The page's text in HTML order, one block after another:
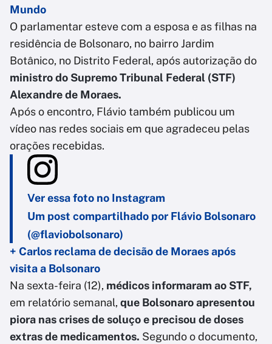
Mundo
O parlamentar esteve com a esposa e as filhas na
residência de Bolsonaro, no bairro Jardim
Botânico, no Distrito Federal, após autorização do
ministro do Supremo Tribunal Federal (STF)
Alexandre de Moraes.
Após o encontro, Flávio também publicou um
vídeo nas redes sociais em que agradeceu pelas
orações recebidas.
Ver essa foto no Instagram
Um post compartilhado por Flávio Bolsonaro
(@flaviobolsonaro)
+ Carlos reclama de decisão de Moraes após
visita a Bolsonaro
Na sexta-feira (12), médicos informaram ao STF,
em relatório semanal, que Bolsonaro apresentou
piora nas crises de soluço e precisou de doses
extras de medicamentos. Segundo o documento,